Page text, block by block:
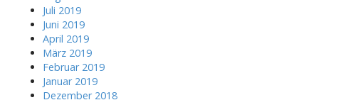
Juli 2019
Juni 2019
April 2019
März 2019
Februar 2019
Januar 2019
Dezember 2018